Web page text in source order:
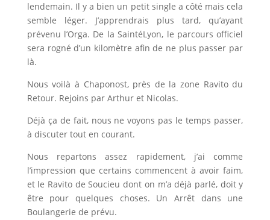
lendemain. Il y a bien un petit single a côté mais cela
semble léger. J’apprendrais plus tard, qu’ayant
prévenu l’Orga. De la SaintéLyon, le parcours officiel
sera rogné d’un kilomètre afin de ne plus passer par
là.
Nous voilà à Chaponost, près de la zone Ravito du
Retour. Rejoins par Arthur et Nicolas.
Déjà ça de fait, nous ne voyons pas le temps passer,
à discuter tout en courant.
Nous repartons assez rapidement, j’ai comme
l’impression que certains commencent à avoir faim,
et le Ravito de Soucieu dont on m’a déjà parlé, doit y
être pour quelques choses. Un Arrêt dans une
Boulangerie de prévu.